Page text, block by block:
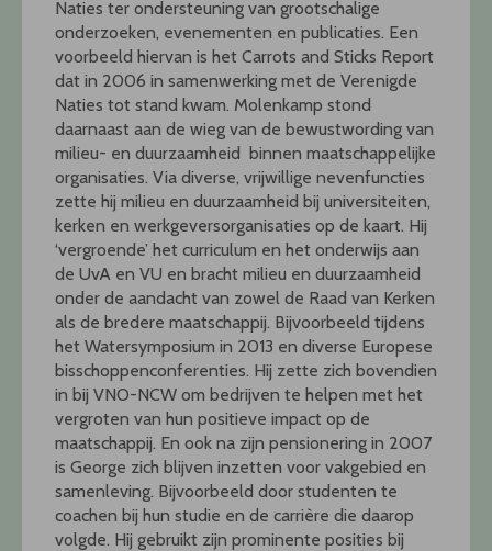
Naties ter ondersteuning van grootschalige
onderzoeken, evenementen en publicaties. Een
voorbeeld hiervan is het Carrots and Sticks Report
dat in 2006 in samenwerking met de Verenigde
Naties tot stand kwam. Molenkamp stond
daarnaast aan de wieg van de bewustwording van
milieu- en duurzaamheid binnen maatschappelijke
organisaties. Via diverse, vrijwillige nevenfuncties
zette hij milieu en duurzaamheid bij universiteiten,
kerken en werkgeversorganisaties op de kaart. Hij
‘vergroende’ het curriculum en het onderwijs aan
de UvA en VU en bracht milieu en duurzaamheid
onder de aandacht van zowel de Raad van Kerken
als de bredere maatschappij. Bijvoorbeeld tijdens
het Watersymposium in 2013 en diverse Europese
bisschoppenconferenties. Hij zette zich bovendien
in bij VNO-NCW om bedrijven te helpen met het
vergroten van hun positieve impact op de
maatschappij. En ook na zijn pensionering in 2007
is George zich blijven inzetten voor vakgebied en
samenleving. Bijvoorbeeld door studenten te
coachen bij hun studie en de carrière die daarop
volgde. Hij gebruikt zijn prominente posities bij